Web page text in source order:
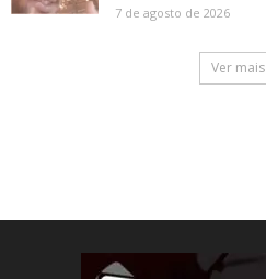
7 de agosto de 2026
Ver mais